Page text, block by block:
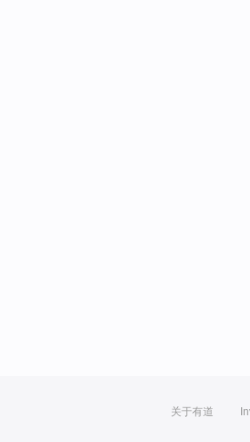
关于有道